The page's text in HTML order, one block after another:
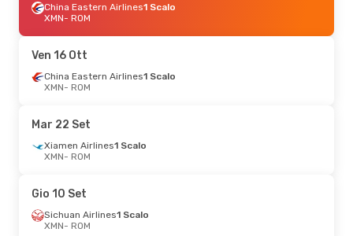
Xiamen Airlines1 Scalo
XMN- ROM
1 Scalo
ROM- XMN
China Eastern Airlines1 Scalo
XMN- ROM
Ven 16 Ott
China Eastern Airlines1 Scalo
XMN- ROM
Mar 22 Set
Xiamen Airlines1 Scalo
XMN- ROM
Gio 10 Set
Sichuan Airlines1 Scalo
XMN- ROM